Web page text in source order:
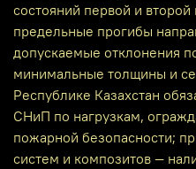
состояний первой и
предельные прогибы
допускаемые отклонения
минимальные толщины и
Республике Казахстан
СНиП по нагрузкам,
пожарной безопасности;
систем и композитов —